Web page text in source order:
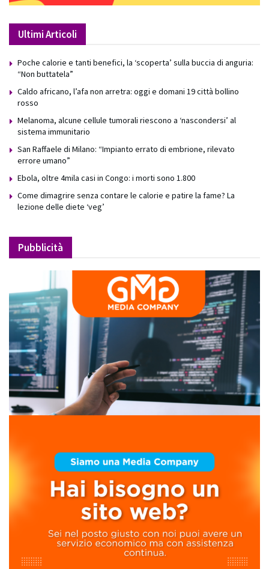
Ultimi Articoli
Poche calorie e tanti benefici, la ‘scoperta’ sulla buccia di anguria:
“Non buttatela”
Caldo africano, l’afa non arretra: oggi e domani 19 città bollino
rosso
Melanoma, alcune cellule tumorali riescono a ‘nascondersi’ al
sistema immunitario
San Raffaele di Milano: “Impianto errato di embrione, rilevato
errore umano”
Ebola, oltre 4mila casi in Congo: i morti sono 1.800
Come dimagrire senza contare le calorie e patire la fame? La
lezione delle diete ‘veg’
Pubblicità